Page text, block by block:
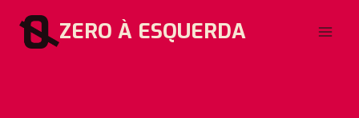
para
ZERO À ESQUERDA